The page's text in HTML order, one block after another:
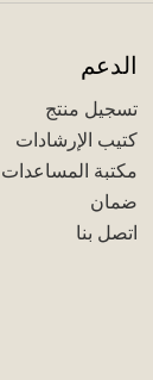
الدعم
تسجيل منتج
كتيب الإرشادات
مكتبة المساعدات
ضمان
اتصل بنا